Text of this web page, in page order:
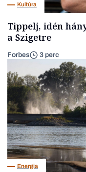
Kultúra
Tippelj, idén
a Szigetre
Forbes 3 perc
Energia